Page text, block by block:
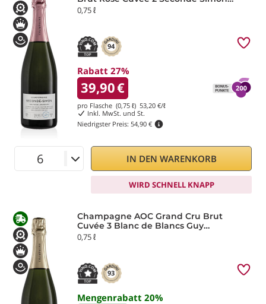
Laurier
0,75 ℓ
94
Rabatt 27%
39,90€
pro Flasche (0,75 ℓ) 53,20 €/ℓ
Inkl. MwSt. und St.
Niedrigster Preis: 54,90 €
IN DEN WARENKORB
WIRD SCHNELL KNAPP
Champagne AOC Grand Cru Brut
Cuvée 3 Blanc de Blancs Guy
Charlemagne Laurier
0,75 ℓ
93
Mengenrabatt 20%